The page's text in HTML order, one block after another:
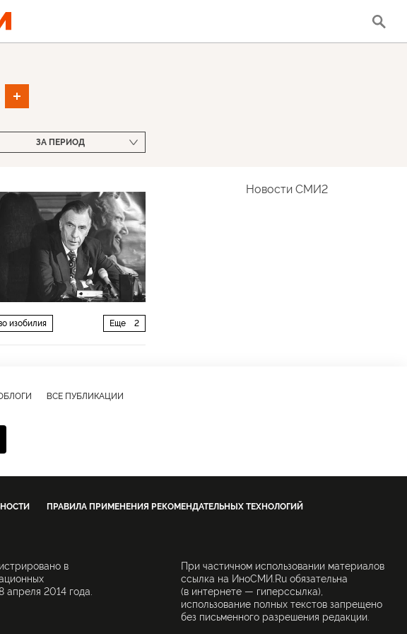
ЗА ПЕРИОД
Еще 2
изобилия
Новости СМИ2
ВСЕ ПУБЛИКАЦИИ
ПРАВИЛА ПРИМЕНЕНИЯ РЕКОМЕНДАТЕЛЬНЫХ ТЕХНОЛОГИЙ
в
апреля 2014 года.
При частичном использовании материалов
ссылка на ИноСМИ.Ru обязательна
(в интернете — гиперссылка),
использование полных текстов запрещено
без письменного разрешения редакции.